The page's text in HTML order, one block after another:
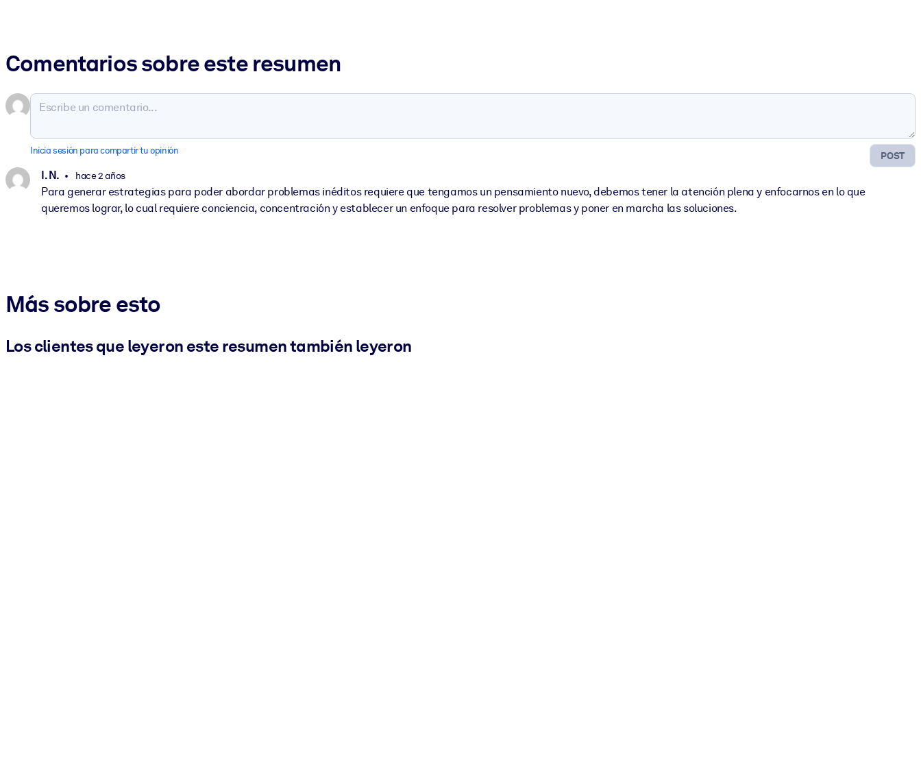
Comentarios sobre este resumen
POST
Inicia sesión para compartir tu opinión
I. N. hace 2 años
Para generar estrategias para poder abordar problemas inéditos requiere que tengamos un pensamiento nuevo, debemos tener la atención plena y enfocarnos en lo que
queremos lograr, lo cual requiere conciencia, concentración y establecer un enfoque para resolver problemas y poner en marcha las soluciones.
Más sobre esto
Los clientes que leyeron este resumen también leyeron